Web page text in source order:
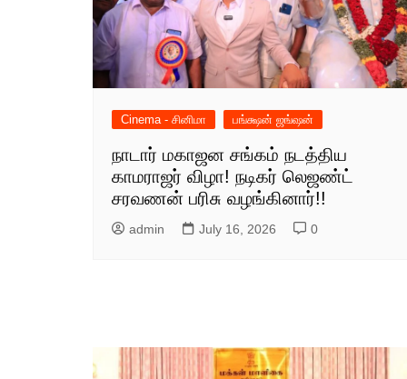
Cinema - சினிமா பங்க்ஷன் ஜங்ஷன்
நாடார் மகாஜன சங்கம் நடத்திய
காமராஜர் விழா! நடிகர் லெஜண்ட்
சரவணன் பரிசு வழங்கினார்!!
admin July 16, 2026 0